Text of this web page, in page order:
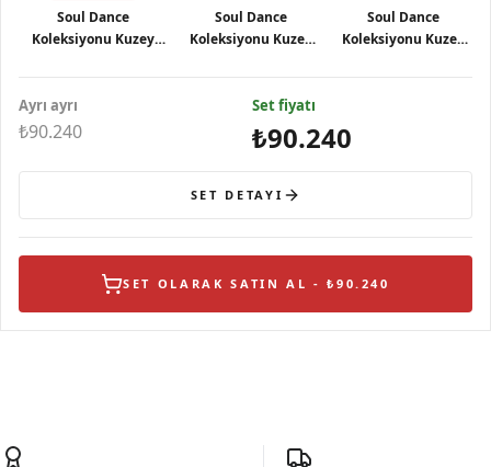
Soul Dance
Koleksiyonu Kuzey
Yüzük
Soul Dance
Koleksiyonu Kuzey
Gümüş Kolye
Soul Dance
Koleksiyonu Kuzey
Gümüş Küpe
Ayrı ayrı
₺90.240
Set fiyatı
₺90.240
SET DETAYI
SET OLARAK SATIN AL - ₺90.240